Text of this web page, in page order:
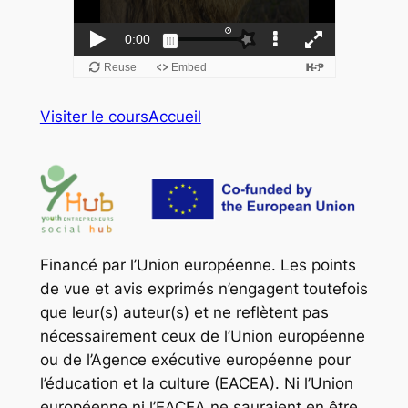
Visiter le coursAccueil
Financé par l’Union européenne. Les points
de vue et avis exprimés n’engagent toutefois
que leur(s) auteur(s) et ne reflètent pas
nécessairement ceux de l’Union européenne
ou de l’Agence exécutive européenne pour
l’éducation et la culture (EACEA). Ni l’Union